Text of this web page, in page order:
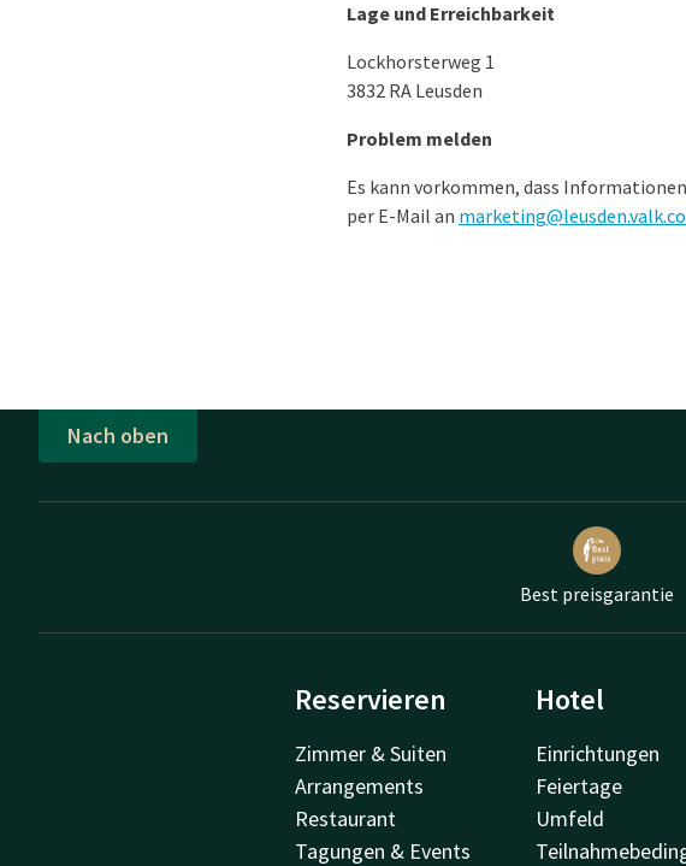
Lage und Erreichbarkeit
Lockhorsterweg 1
3832 RA Leusden
Problem melden
Es kann vorkommen, dass
per E-Mail an
Nach oben
Best preisgarantie
Reservieren
Zimmer & Suiten
Arrangements
Restaurant
Tagungen & Events
Hotel
Einrichtungen
Feiertage
Umfeld